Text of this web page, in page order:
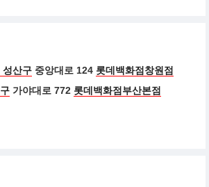
성산구 중앙대로 124 롯데백화점창원점
가야대로 772 롯데백화점부산본점